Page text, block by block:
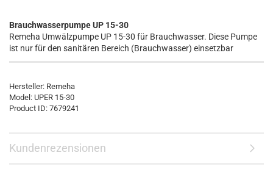
Brauchwasserpumpe UP 15-30
Remeha Umwälzpumpe UP 15-30 für Brauchwasser. Diese Pumpe
ist nur für den sanitären Bereich (Brauchwasser) einsetzbar
Hersteller: Remeha
Model: UPER 15-30
Product ID: 7679241
Kundenrezensionen